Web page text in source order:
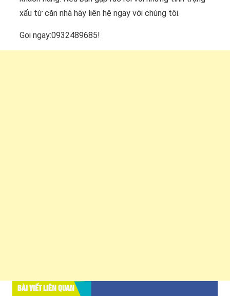
xấu từ căn nhà hãy liên hệ ngay với chúng tôi.
Gọi ngay:0932489685!
BÀI VIẾT LIÊN QUAN